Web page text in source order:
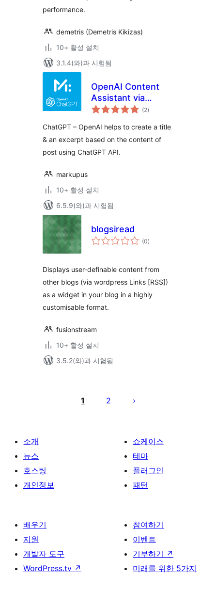
performance.
demetris (Demetris Kikizas)
10+ 활성 설치
3.1.4(와)과 시험됨
OpenAI Content
Assistant via
ChatGPT |
(2전
체
점
)
ChatGPT – OpenAI helps to create a title
& an excerpt based on the content of
post using ChatGPT API.
markupus
10+ 활성 설치
6.5.9(와)과 시험됨
blogsiread
(0전
체)
Displays user-definable content from
other blogs (via wordpress Links [RSS])
as a widget in your blog in a highly
customisable format.
fusionstream
10+ 활성 설치
3.5.2(와)과 시험됨
1 2
소개
뉴스
호스팅
개인정보
쇼케이스
테마
플러그인
패턴
배우기
지원
개발자 도구
WordPress.tv ↗
참여하기
이벤트
기부하기 ↗
미래를 위한 5가지